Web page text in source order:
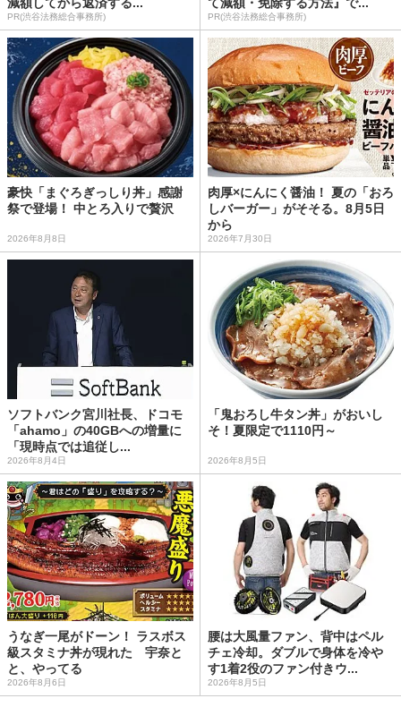
減額してから返済する...
PR(渋谷法務総合事務所)
て減額・免除する方法』で...
PR(渋谷法務総合事務所)
豪快「まぐろぎっしり丼」感謝
祭で登場！ 中とろ入りで贅沢
2026年8月8日
肉厚×にんにく醤油！ 夏の「おろ
しバーガー」がそそる。8月5日
から
2026年7月30日
ソフトバンク宮川社長、ドコモ
「ahamo」の40GBへの増量に
「現時点では追従し...
2026年8月4日
「鬼おろし牛タン丼」がおいし
そ！夏限定で1110円～
2026年8月5日
うなぎ一尾がドーン！ ラスボス
級スタミナ丼が現れた 宇奈と
と、やってる
2026年8月6日
腰は大風量ファン、背中はペル
チェ冷却。ダブルで身体を冷や
す1着2役のファン付きウ...
2026年8月5日